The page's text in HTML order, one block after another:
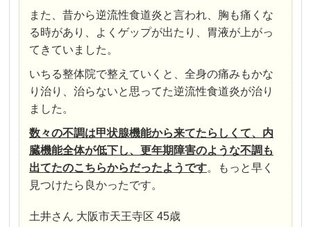
また、昔から逆流性食道炎と言われ、胸も痛くな
る時があり、よくゲップが出たり、胃液が上がっ
てきていました。
いちる整体院で整えていくと、全身の痛みもかな
り治り、治らないと思ってた逆流性食道炎が治り
ました。
数々の不調は甲状腺機能から来てたらしくて、内
臓機能全体が低下し、更年期障害のような不調も
出てたのこちらからだったようです。
もっと早く
見つけたら良かったです。
土井さん 大阪市天王寺区 45歳